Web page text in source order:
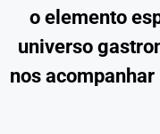
o elemento
universo
nos